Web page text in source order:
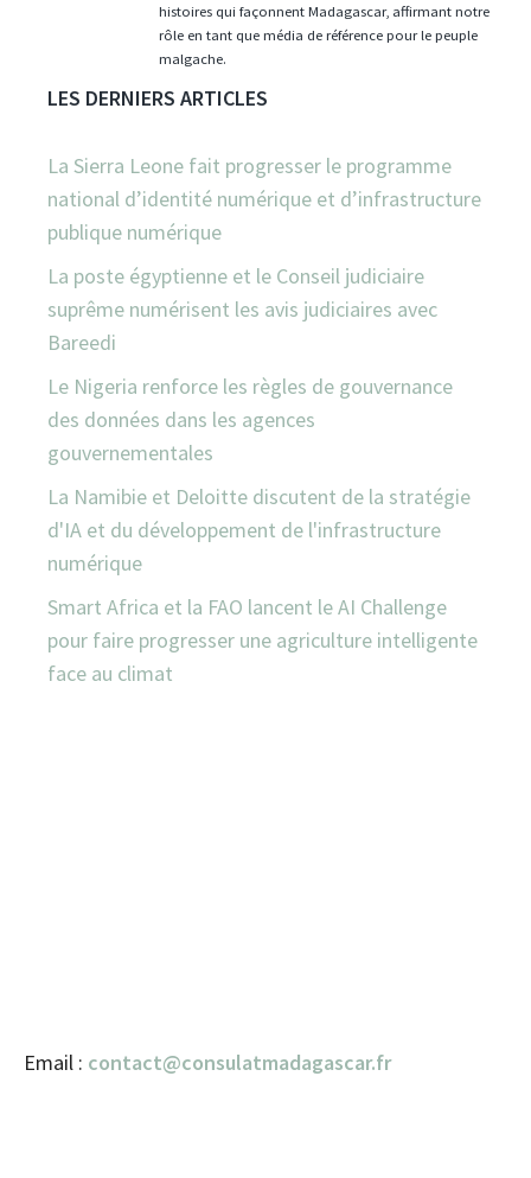
histoires qui façonnent Madagascar, affirmant notre
rôle en tant que média de référence pour le peuple
malgache.
LES DERNIERS ARTICLES
La Sierra Leone fait progresser le programme
national d’identité numérique et d’infrastructure
publique numérique
La poste égyptienne et le Conseil judiciaire
suprême numérisent les avis judiciaires avec
Bareedi
Le Nigeria renforce les règles de gouvernance
des données dans les agences
gouvernementales
La Namibie et Deloitte discutent de la stratégie
d'IA et du développement de l'infrastructure
numérique
Smart Africa et la FAO lancent le AI Challenge
pour faire progresser une agriculture intelligente
face au climat
Email : contact@consulatmadagascar.fr